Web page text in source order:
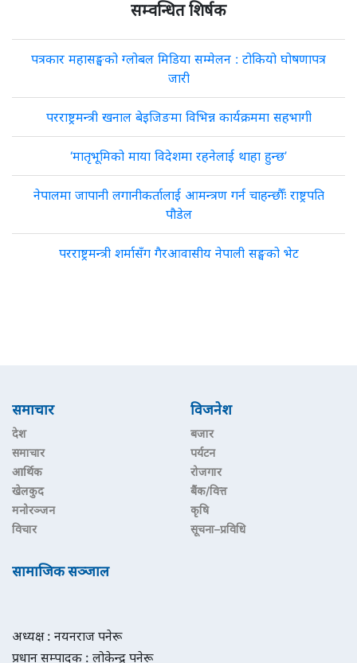
सम्वन्धित शिर्षक
पत्रकार महासङ्घको ग्लोबल मिडिया सम्मेलन : टोकियो घोषणापत्र
जारी
परराष्ट्रमन्त्री खनाल बेइजिङमा विभिन्न कार्यक्रममा सहभागी
‘मातृभूमिको माया विदेशमा रहनेलाई थाहा हुन्छ’
नेपालमा जापानी लगानीकर्तालाई आमन्त्रण गर्न चाहन्छौँः राष्ट्रपति
पौडेल
परराष्ट्रमन्त्री शर्मासँग गैरआवासीय नेपाली सङ्घको भेट
समाचार
देश
समाचार
आर्थिक
खेलकुद
मनोरञ्जन
विचार
विजनेश
बजार
पर्यटन
रोजगार
बैंक/वित्त
कृषि
सूचना–प्रविधि
सामाजिक सञ्जाल
अध्यक्ष : नयनराज पनेरू
प्रधान सम्पादक : लोकेन्द्र पनेरू